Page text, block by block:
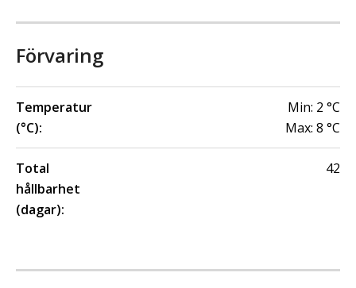
Förvaring
Temperatur
(°C):
Min: 2 °C
Max: 8 °C
Total
hållbarhet
(dagar):
42